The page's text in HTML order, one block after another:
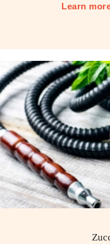
Learn